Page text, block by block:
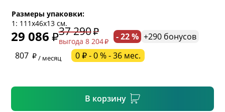
Размеры упаковки:
1: 111х46х13 см.
29 086 37 290
выгода 8 204 - 22 % +290 бонусов
807
/ месяц 0 ₽ - 0 % - 36 мес.
В корзину
* необязательное поле